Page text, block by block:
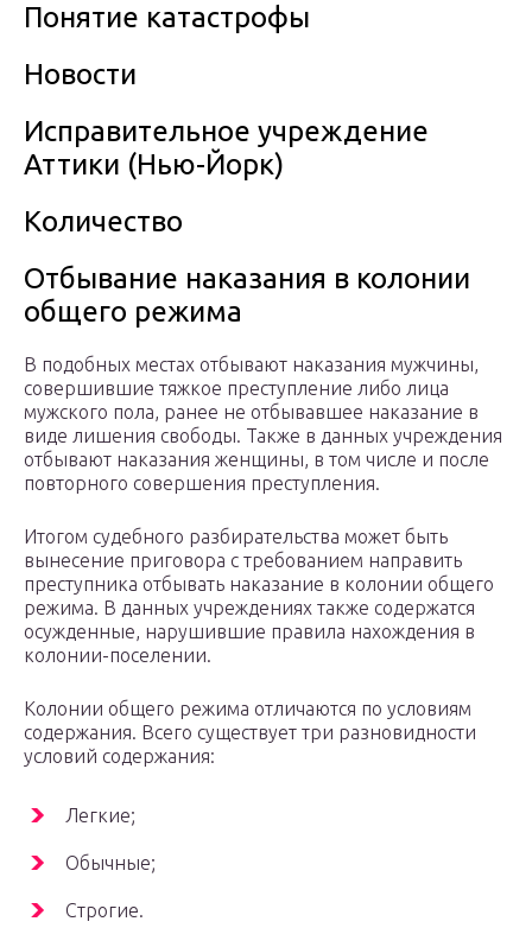
Понятие катастрофы
Новости
Исправительное учреждение
Аттики (Нью-Йорк)
Количество
Отбывание наказания в колонии
общего режима
В подобных местах отбывают наказания мужчины,
совершившие тяжкое преступление либо лица
мужского пола, ранее не отбывавшее наказание в
виде лишения свободы. Также в данных учреждения
отбывают наказания женщины, в том числе и после
повторного совершения преступления.
Итогом судебного разбирательства может быть
вынесение приговора с требованием направить
преступника отбывать наказание в колонии общего
режима. В данных учреждениях также содержатся
осужденные, нарушившие правила нахождения в
колонии-поселении.
Колонии общего режима отличаются по условиям
содержания. Всего существует три разновидности
условий содержания:
Легкие;
Обычные;
Строгие.